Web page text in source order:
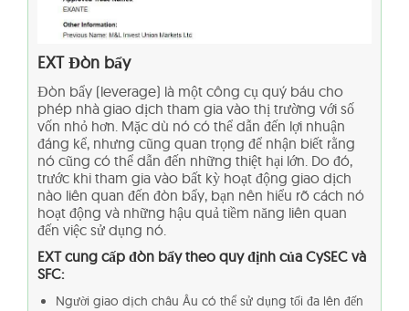
EXT Đòn bẩy
Đòn bẩy (leverage) là một công cụ quý báu cho
phép nhà giao dịch tham gia vào thị trường với số
vốn nhỏ hơn. Mặc dù nó có thể dẫn đến lợi nhuận
đáng kể, nhưng cũng quan trọng để nhận biết rằng
nó cũng có thể dẫn đến những thiệt hại lớn. Do đó,
trước khi tham gia vào bất kỳ hoạt động giao dịch
nào liên quan đến đòn bẩy, bạn nên hiểu rõ cách nó
hoạt động và những hậu quả tiềm năng liên quan
đến việc sử dụng nó.
EXT cung cấp đòn bẩy theo quy định của CySEC và
SFC:
Người giao dịch châu Âu có thể sử dụng tối đa lên đến